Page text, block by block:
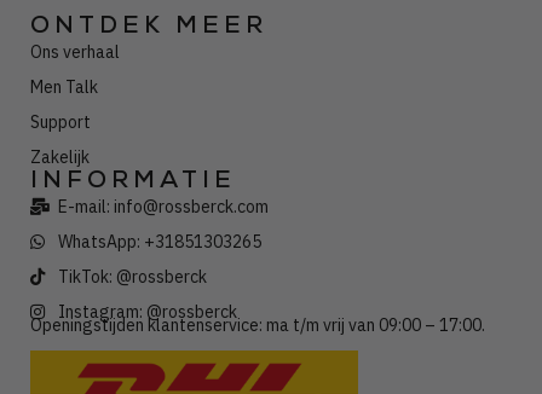
ONTDEK MEER
Ons verhaal
Men Talk
Support
Zakelijk
INFORMATIE
E-mail: info@rossberck.com
WhatsApp: +31851303265
TikTok: @rossberck
Instagram: @rossberck
Openingstijden klantenservice: ma t/m vrij van 09:00 – 17:00.
Wij verzenden met: